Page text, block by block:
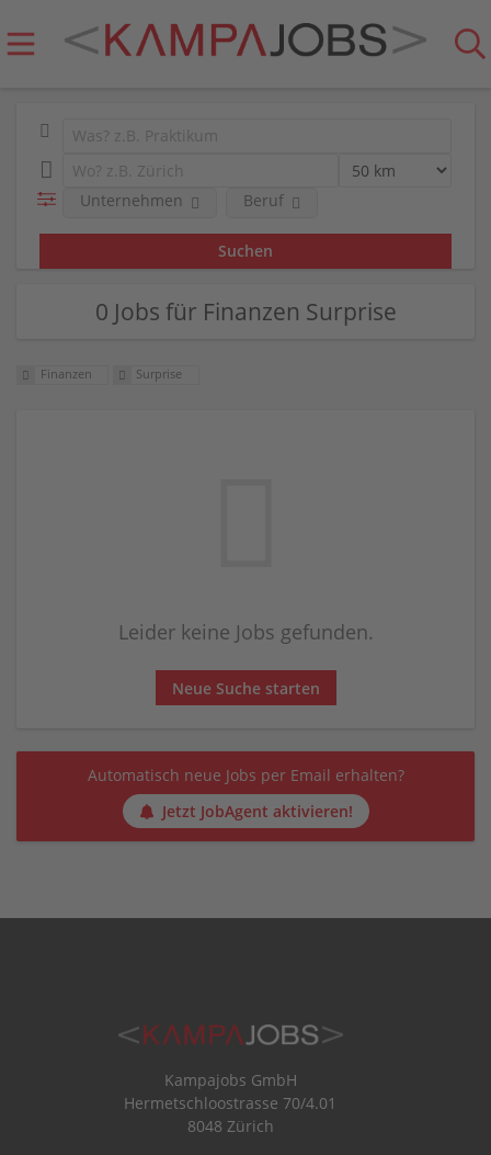
Unternehmen Beruf
0 Jobs für Finanzen Surprise
Finanzen Surprise
Leider keine Jobs gefunden.
Neue Suche starten
Automatisch neue Jobs per Email erhalten?
Jetzt JobAgent aktivieren!
Kampajobs GmbH
Hermetschloostrasse 70/4.01
8048 Zürich